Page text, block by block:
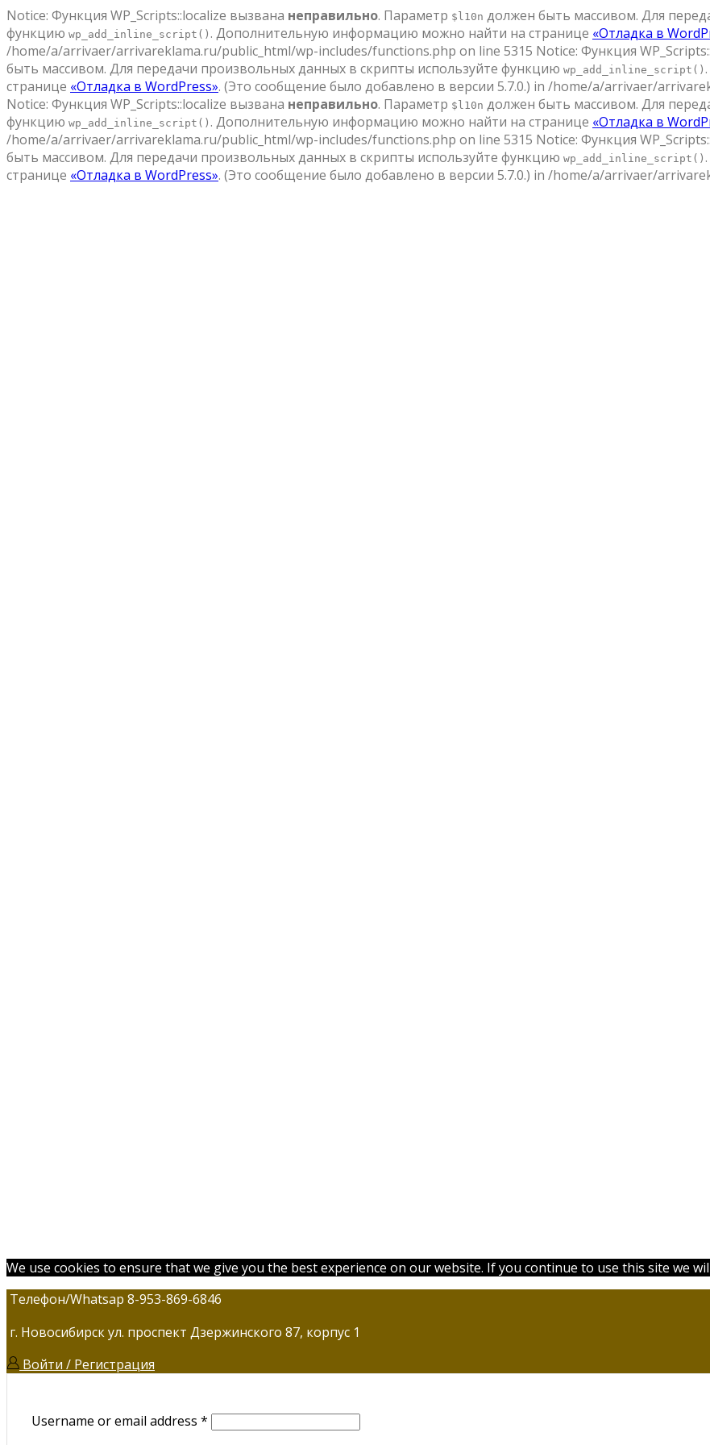
Notice: Функция WP_Scripts::localize вызвана неправильно. Параметр $l10n должен быть массивом. Для
функцию wp_add_inline_script() . Дополнительную информацию можно найти на странице «Отладка в
/home/a/arrivaer/arrivareklama.ru/public_html/wp-includes/functions.php on line 5315 Notice: Функция
быть массивом. Для передачи произвольных данных в скрипты используйте функцию wp_add_inline_script()
странице «Отладка в WordPress». (Это сообщение было добавлено в версии 5.7.0.) in /home/a/arrivaer/
Notice: Функция WP_Scripts::localize вызвана неправильно. Параметр $l10n должен быть массивом. Для
функцию wp_add_inline_script() . Дополнительную информацию можно найти на странице «Отладка в
/home/a/arrivaer/arrivareklama.ru/public_html/wp-includes/functions.php on line 5315 Notice: Функция
быть массивом. Для передачи произвольных данных в скрипты используйте функцию wp_add_inline_script()
странице «Отладка в WordPress». (Это сообщение было добавлено в версии 5.7.0.) in /home/a/arrivaer/
We use cookies to ensure that we give you the best experience on our website. If you continue to use this site we
Телефон/Whatsap 8-953-869-6846
г. Новосибирск ул. проспект Дзержинского 87, корпус 1
Войти / Регистрация
Username or email address *